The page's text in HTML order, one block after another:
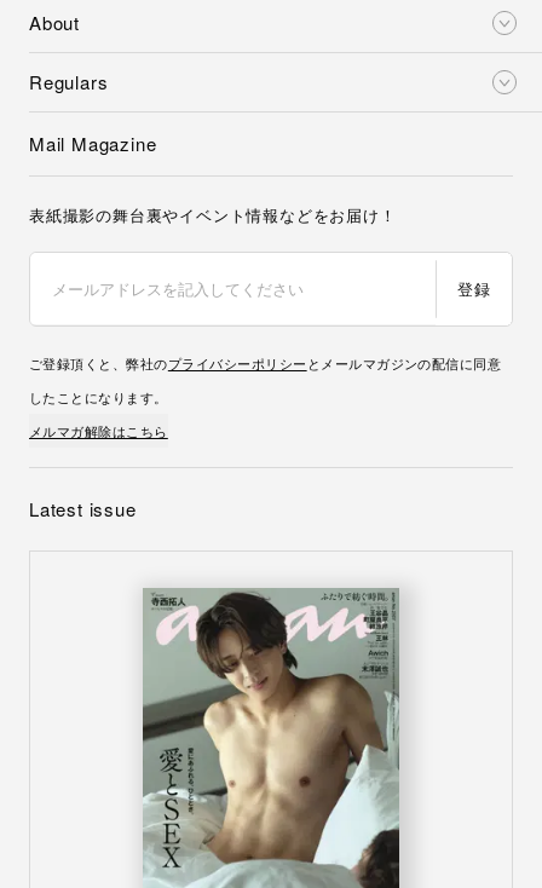
About
Regulars
Mail Magazine
表紙撮影の舞台裏やイベント情報などをお届け！
登録
ご登録頂くと、弊社のプライバシーポリシー とメールマガジンの配信に同意
したことになります。
メルマガ解除はこちら
Latest issue